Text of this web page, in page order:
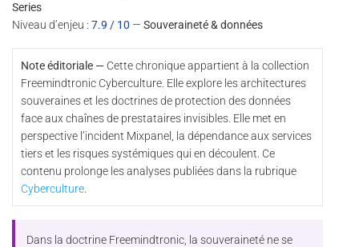
Series
Niveau d’enjeu : 7.9 / 10 — Souveraineté & données
Note éditoriale —Cette chronique appartient à la collection
Freemindtronic Cyberculture. Elle explore les architectures
souveraines et les doctrines de protection des données
face aux chaînes de prestataires invisibles. Elle met en
perspective l’incident Mixpanel, la dépendance aux services
tiers et les risques systémiques qui en découlent. Ce
contenu prolonge les analyses publiées dans la rubrique
Cyberculture.
Dans la doctrine Freemindtronic, la souveraineté ne se